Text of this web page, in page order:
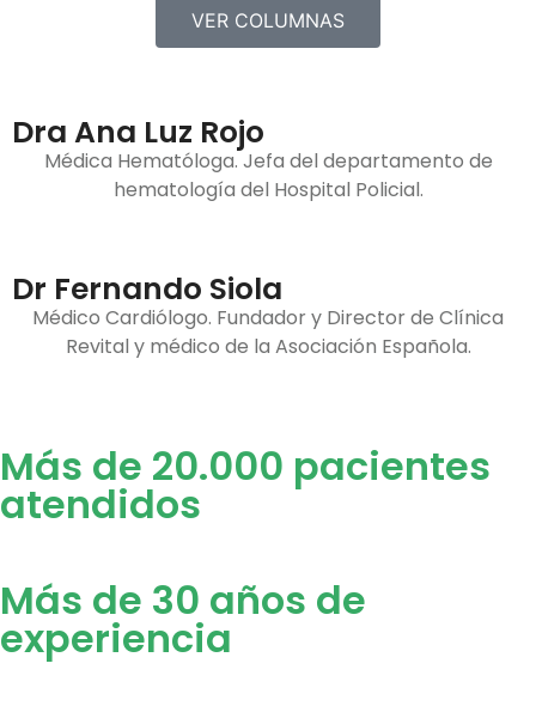
VER COLUMNAS
Dra Ana Luz Rojo
Médica Hematóloga. Jefa del departamento de
hematología del Hospital Policial.
Dr Fernando Siola
Médico Cardiólogo. Fundador y Director de Clínica
Revital y médico de la Asociación Española.
Más de 20.000 pacientes
atendidos
Más de 30 años de
experiencia